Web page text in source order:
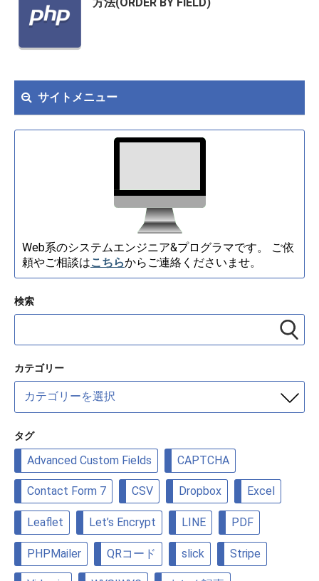
サイトメニュー
Web系のシステムエンジニア&プログラマです。 ご依
頼やご相談はこちらからご連絡くださいませ。
検索
カテゴリー
カ
ゴ
リ
ー
タグ
Advanced Custom Fields CAPTCHA
Contact Form 7 CSV Dropbox Excel
Leaflet Let’s Encrypt LINE PDF
PHPMailer QRコード slick Stripe